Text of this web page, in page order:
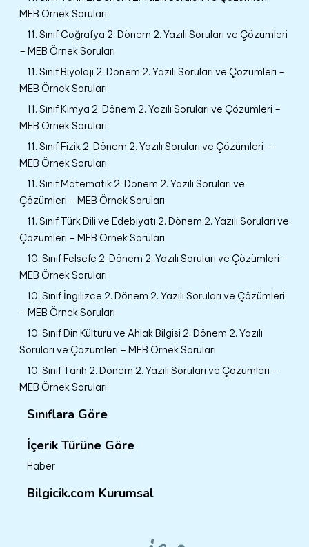
MEB Örnek Soruları
11. Sınıf Coğrafya 2. Dönem 2. Yazılı Soruları ve Çözümleri
– MEB Örnek Soruları
11. Sınıf Biyoloji 2. Dönem 2. Yazılı Soruları ve Çözümleri –
MEB Örnek Soruları
11. Sınıf Kimya 2. Dönem 2. Yazılı Soruları ve Çözümleri –
MEB Örnek Soruları
11. Sınıf Fizik 2. Dönem 2. Yazılı Soruları ve Çözümleri –
MEB Örnek Soruları
11. Sınıf Matematik 2. Dönem 2. Yazılı Soruları ve
Çözümleri – MEB Örnek Soruları
11. Sınıf Türk Dili ve Edebiyatı 2. Dönem 2. Yazılı Soruları ve
Çözümleri – MEB Örnek Soruları
10. Sınıf Felsefe 2. Dönem 2. Yazılı Soruları ve Çözümleri –
MEB Örnek Soruları
10. Sınıf İngilizce 2. Dönem 2. Yazılı Soruları ve Çözümleri
– MEB Örnek Soruları
10. Sınıf Din Kültürü ve Ahlak Bilgisi 2. Dönem 2. Yazılı
Soruları ve Çözümleri – MEB Örnek Soruları
10. Sınıf Tarih 2. Dönem 2. Yazılı Soruları ve Çözümleri –
MEB Örnek Soruları
Sınıflara Göre
İçerik Türüne Göre
Haber
Bilgicik.com Kurumsal